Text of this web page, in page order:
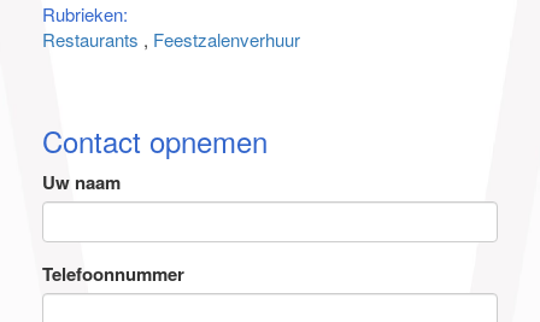
Rubrieken:
Restaurants
Feestzalenverhuur
Contact opnemen
Uw naam
Telefoonnummer